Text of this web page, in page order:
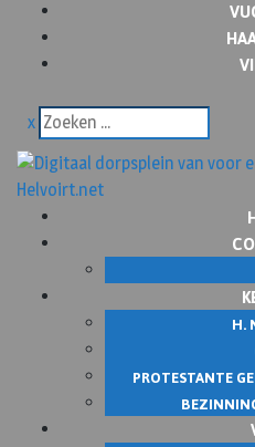
x
H.
PROTESTANTE